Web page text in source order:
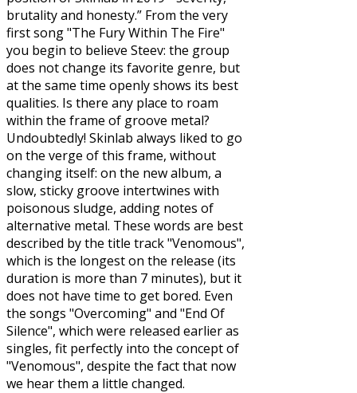
brutality and honesty.” From the very
first song "The Fury Within The Fire"
you begin to believe Steev: the group
does not change its favorite genre, but
at the same time openly shows its best
qualities. Is there any place to roam
within the frame of groove metal?
Undoubtedly! Skinlab always liked to go
on the verge of this frame, without
changing itself: on the new album, a
slow, sticky groove intertwines with
poisonous sludge, adding notes of
alternative metal. These words are best
described by the title track "Venomous",
which is the longest on the release (its
duration is more than 7 minutes), but it
does not have time to get bored. Even
the songs "Overcoming" and "End Of
Silence", which were released earlier as
singles, fit perfectly into the concept of
"Venomous", despite the fact that now
we hear them a little changed.